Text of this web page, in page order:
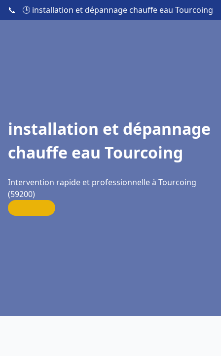
📞 🕒 installation et dépannage chauffe eau Tourcoing
installation et dépannage
chauffe eau Tourcoing
Intervention rapide et professionnelle à Tourcoing
(59200)